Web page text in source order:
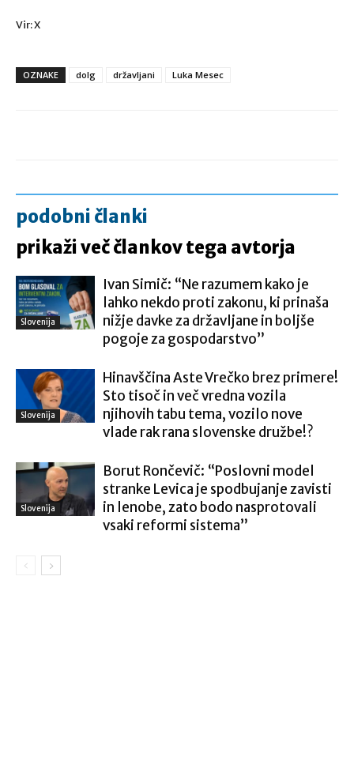
Vir: X
OZNAKE dolg državljani Luka Mesec
podobni članki
prikaži več člankov tega avtorja
Slovenija
Ivan Simič: “Ne razumem kako je
lahko nekdo proti zakonu, ki prinaša
nižje davke za državljane in boljše
pogoje za gospodarstvo”
Slovenija
Hinavščina Aste Vrečko brez primere!
Sto tisoč in več vredna vozila
njihovih tabu tema, vozilo nove
vlade rak rana slovenske družbe!?
Slovenija
Borut Rončevič: “Poslovni model
stranke Levica je spodbujanje zavisti
in lenobe, zato bodo nasprotovali
vsaki reformi sistema”